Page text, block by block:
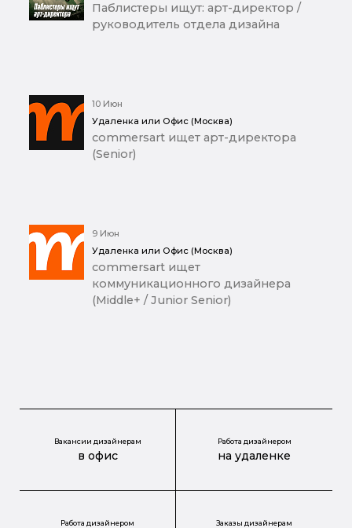
Паблистеры ищут: арт-директор /
руководитель отдела дизайна
10 Июн
Удаленка или Офис (Москва)
commersart ищет арт-директора
(Senior)
9 Июн
Удаленка или Офис (Москва)
commersart ищет
коммуникационного дизайнера
(Middle+ / Junior Senior)
Вакансии дизайнерам
в офис
Работа дизайнером
на удаленке
Работа дизайнером Заказы дизайнерам